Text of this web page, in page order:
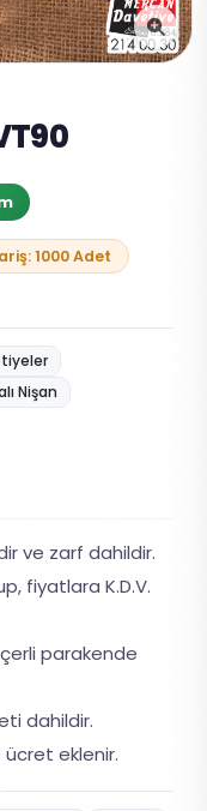
1000 Adet
Nişan
ve zarf dahildir.
fiyatlara K.D.V.
parakende
dahildir.
eklenir.